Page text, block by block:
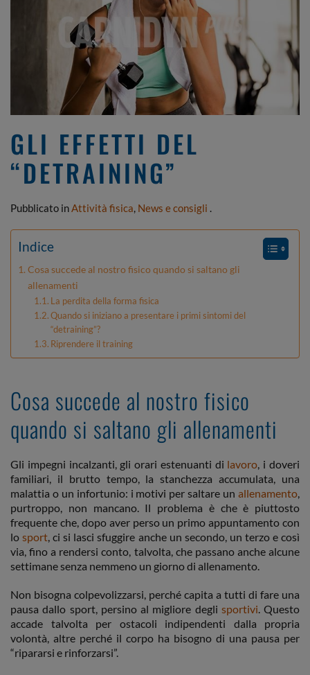
GLI EFFETTI DEL
“DETRAINING”
Pubblicato inAttività fisica, News e consigli .
Indice
Cosa succede al nostro fisico quando si saltano gli
allenamenti
La perdita della forma fisica
Quando si iniziano a presentare i primi sintomi del
“detraining”?
Riprendere il training
Cosa succede al nostro fisico
quando si saltano gli allenamenti
Gli impegni incalzanti, gli orari estenuanti di lavoro, i doveri
familiari, il brutto tempo, la stanchezza accumulata, una
malattia o un infortunio: i motivi per saltare un allenamento,
purtroppo, non mancano. Il problema è che è piuttosto
frequente che, dopo aver perso un primo appuntamento con
losport, ci si lasci sfuggire anche un secondo, un terzo e così
via, fino a rendersi conto, talvolta, che passano anche alcune
settimane senza nemmeno un giorno di allenamento.
Non bisogna colpevolizzarsi, perché capita a tutti di fare una
pausa dallo sport, persino al migliore degli sportivi. Questo
accade talvolta per ostacoli indipendenti dalla propria
volontà, altre perché il corpo ha bisogno di una pausa per
“ripararsi e rinforzarsi”.